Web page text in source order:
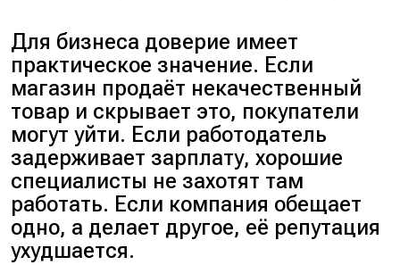
Для бизнеса доверие имеет
практическое значение. Если
магазин продаёт некачественный
товар и скрывает это, покупатели
могут уйти. Если работодатель
задерживает зарплату, хорошие
специалисты не захотят там
работать. Если компания обещает
одно, а делает другое, её репутация
ухудшается.